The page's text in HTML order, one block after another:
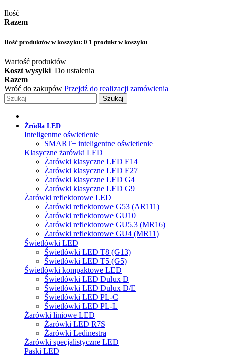
Ilość
Razem
Ilość produktów w koszyku: 0 1 produkt w koszyku
Wartość produktów
Koszt wysyłki Do ustalenia
Razem
Wróć do zakupów Przejdź do realizacji zamówienia
Szukaj
Źródła LED
Inteligentne oświetlenie
SMART+ inteligentne oświetlenie
Klasyczne żarówki LED
Żarówki klasyczne LED E14
Żarówki klasyczne LED E27
Żarówki klasyczne LED G4
Żarówki klasyczne LED G9
Żarówki reflektorowe LED
Żarówki reflektorowe G53 (AR111)
Żarówki reflektorowe GU10
Żarówki reflektorowe GU5.3 (MR16)
Żarówki reflektorowe GU4 (MR11)
Świetlówki LED
Świetlówki LED T8 (G13)
Świetlówki LED T5 (G5)
Świetlówki kompaktowe LED
Świetlówki LED Dulux D
Świetlówki LED Dulux D/E
Świetlówki LED PL-C
Świetlówki LED PL-L
Żarówki liniowe LED
Żarówki LED R7S
Żarówki Ledinestra
Żarówki specjalistyczne LED
Paski LED